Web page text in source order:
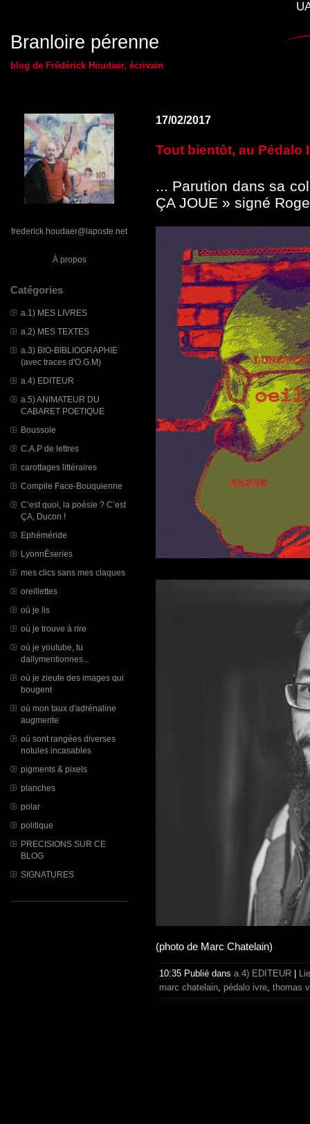
Branloire pérenne
blog de Frédérick Houdaer, écrivain
frederick.houdaer@laposte.net
À propos
Catégories
a.1) MES LIVRES
a.2) MES TEXTES
a.3) BIO-BIBLIOGRAPHIE
(avec traces d'O.G.M)
a.4) EDITEUR
a.5) ANIMATEUR DU
CABARET POETIQUE
Boussole
C.A.P de lettres
carottages littéraires
Compile Face-Bouquienne
C’est quoi, la poésie ? C’est
ÇA, Ducon !
Ephéméride
LyonnÈseries
mes clics sans mes claques
oreillettes
où je lis
où je trouve à rire
où je youtube, tu
dailymentionnes...
où je zieute des images qui
bougent
où mon taux d'adrénaline
augmente
où sont rangées diverses
notules incasables
pigments & pixels
planches
polar
politique
PRECISIONS SUR CE
BLOG
SIGNATURES
17/02/2017
Tout bientôt, au Pédalo
... Parution dans sa
ÇA JOUE » signé
(photo de Marc Chatelain)
10:35 Publié dans a.4) EDITEUR
marc chatelain pédalo ivre thomas